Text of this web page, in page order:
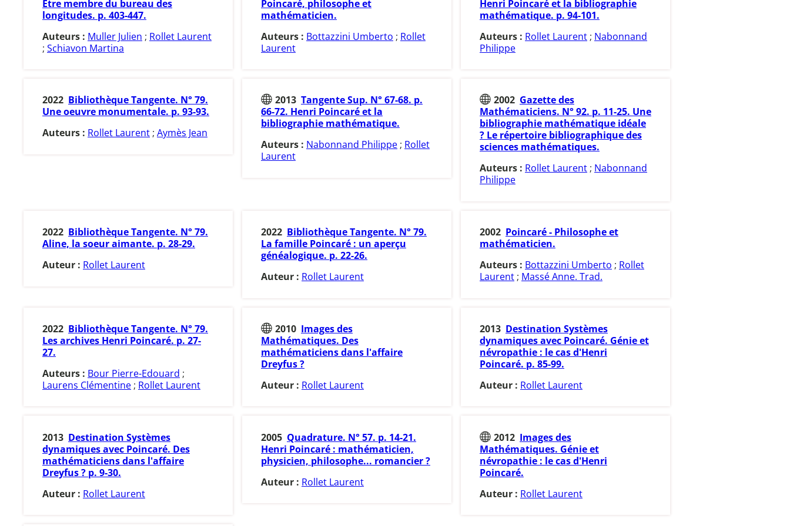
Etre membre du bureau des
longitudes. p. 403-447.
Auteurs : Muller Julien ; Rollet Laurent
; Schiavon Martina
Poincaré, philosophe et
mathématicien.
Auteurs : Bottazzini Umberto ; Rollet
Laurent
Henri Poincaré et la bibliographie
mathématique. p. 94-101.
Auteurs : Rollet Laurent ; Nabonnand
Philippe
2022 Bibliothèque Tangente. N° 79.
Une oeuvre monumentale. p. 93-93.
Auteurs : Rollet Laurent; Aymès Jean
2013 Tangente Sup. N° 67-68. p.
66-72. Henri Poincaré et la
bibliographie mathématique.
Auteurs : Nabonnand Philippe; Rollet
Laurent
2002 Gazette des
Mathématiciens. N° 92. p. 11-25. Une
bibliographie mathématique idéale
? Le répertoire bibliographique des
sciences mathématiques.
Auteurs : Rollet Laurent; Nabonnand
Philippe
2022 Bibliothèque Tangente. N° 79.
Aline, la soeur aimante. p. 28-29.
Auteur : Rollet Laurent
2022 Bibliothèque Tangente. N° 79.
La famille Poincaré : un aperçu
généalogique. p. 22-26.
Auteur : Rollet Laurent
2002 Poincaré - Philosophe et
mathématicien.
Auteurs : Bottazzini Umberto ; Rollet
Laurent ; Massé Anne. Trad.
2022 Bibliothèque Tangente. N° 79.
Les archives Henri Poincaré. p. 27-
27.
Auteurs : Bour Pierre-Edouard ;
Laurens Clémentine ; Rollet Laurent
2010 Images des
Mathématiques. Des
mathématiciens dans l'affaire
Dreyfus ?
Auteur : Rollet Laurent
2013 Destination Systèmes
dynamiques avec Poincaré. Génie et
névropathie : le cas d'Henri
Poincaré. p. 85-99.
Auteur : Rollet Laurent
2013 Destination Systèmes
dynamiques avec Poincaré. Des
mathématiciens dans l'affaire
Dreyfus ? p. 9-30.
Auteur : Rollet Laurent
2005 Quadrature. N° 57. p. 14-21.
Henri Poincaré : mathématicien,
physicien, philosophe... romancier ?
Auteur : Rollet Laurent
2012 Images des
Mathématiques. Génie et
névropathie : le cas d'Henri
Poincaré.
Auteur : Rollet Laurent